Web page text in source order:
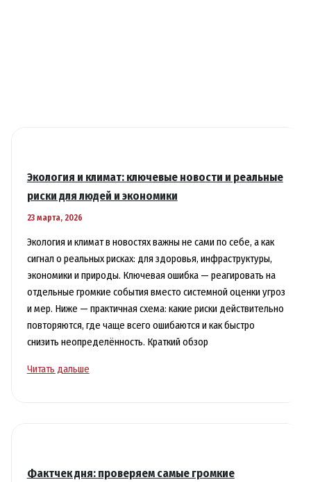
Экология и климат: ключевые новости и реальные
риски для людей и экономики
23 марта, 2026
Экология и климат в новостях важны не сами по себе, а как
сигнал о реальных рисках: для здоровья, инфраструктуры,
экономики и природы. Ключевая ошибка — реагировать на
отдельные громкие события вместо системной оценки угроз
и мер. Ниже — практичная схема: какие риски действительно
повторяются, где чаще всего ошибаются и как быстро
снизить неопределённость. Краткий обзор
Экология
реальные
Читать дальше
Фактчек дня: проверяем самые громкие